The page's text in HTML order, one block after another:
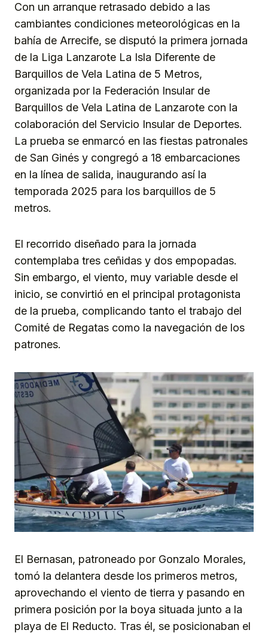
Con un arranque retrasado debido a las
cambiantes condiciones meteorológicas en la
bahía de Arrecife, se disputó la primera jornada
de la Liga Lanzarote La Isla Diferente de
Barquillos de Vela Latina de 5 Metros,
organizada por la Federación Insular de
Barquillos de Vela Latina de Lanzarote con la
colaboración del Servicio Insular de Deportes.
La prueba se enmarcó en las fiestas patronales
de San Ginés y congregó a 18 embarcaciones
en la línea de salida, inaugurando así la
temporada 2025 para los barquillos de 5
metros.
El recorrido diseñado para la jornada
contemplaba tres ceñidas y dos empopadas.
Sin embargo, el viento, muy variable desde el
inicio, se convirtió en el principal protagonista
de la prueba, complicando tanto el trabajo del
Comité de Regatas como la navegación de los
patrones.
El Bernasan, patroneado por Gonzalo Morales,
tomó la delantera desde los primeros metros,
aprovechando el viento de tierra y pasando en
primera posición por la boya situada junto a la
playa de El Reducto. Tras él, se posicionaban el